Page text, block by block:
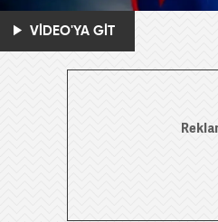
VİDEO'YA GİT